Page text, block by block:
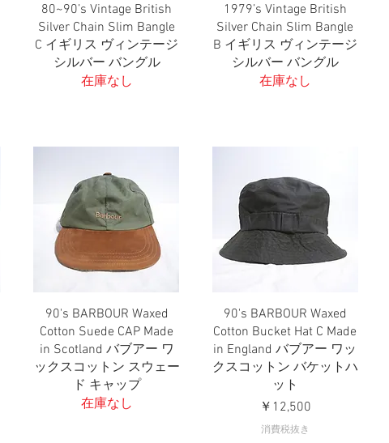
クイックビュー
80~90’s Vintage British
Silver Chain Slim Bangle
C イギリス ヴィンテージ
シルバー バングル
在庫なし
クイックビュー
1979’s Vintage British
Silver Chain Slim Bangle
B イギリス ヴィンテージ
シルバー バングル
在庫なし
クイックビュー
90's BARBOUR Waxed
Cotton Suede CAP Made
in Scotland バブアー ワ
ックスコットン スウェー
ド キャップ
在庫なし
クイックビュー
90's BARBOUR Waxed
Cotton Bucket Hat C Made
in England バブアー ワッ
クスコットン バケットハ
ット
価格
￥12,500
消費税抜き